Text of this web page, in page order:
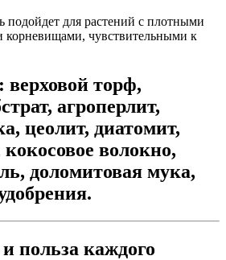
подойдет для растений с плотными
корневищами, чувствительными к
верховой торф,
агроперлит,
цеолит, диатомит,
волокно,
доломитовая мука,
польза каждого